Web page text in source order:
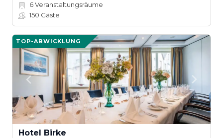
6Veranstaltungsräume
150 Gäste
TOP-ABWICKLUNG
Hotel Birke